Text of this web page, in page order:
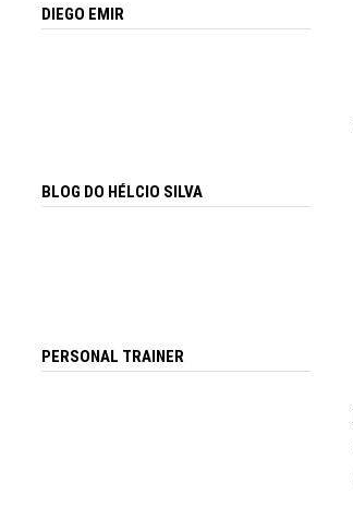
DIEGO EMIR
BLOG DO HÉLCIO SILVA
PERSONAL TRAINER